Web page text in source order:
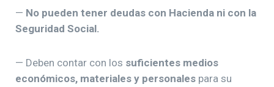
— No pueden tener deudas con Hacienda ni con la
Seguridad Social.
— Deben contar con los suficientes medios
económicos, materiales y personales para su